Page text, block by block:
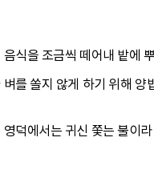
식을 조금씩 떼어내 밭에
를 쏠지 않게 하기 위해 양
덕에서는 귀신 쫓는 불이